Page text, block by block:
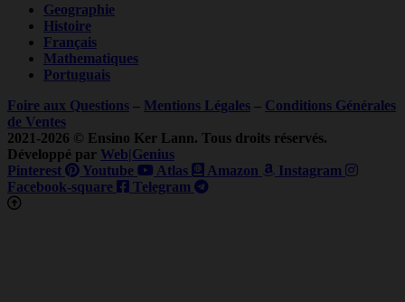
Geographie
Histoire
Français
Mathematiques
Portuguais
Foire aux Questions – Mentions Légales – Conditions Générales
de Ventes
2021-2026 © Ensino Ker Lann. Tous droits réservés.
Développé par Web|Genius
Pinterest
Youtube Atlas Amazon
Instagram
Facebook-square
Telegram